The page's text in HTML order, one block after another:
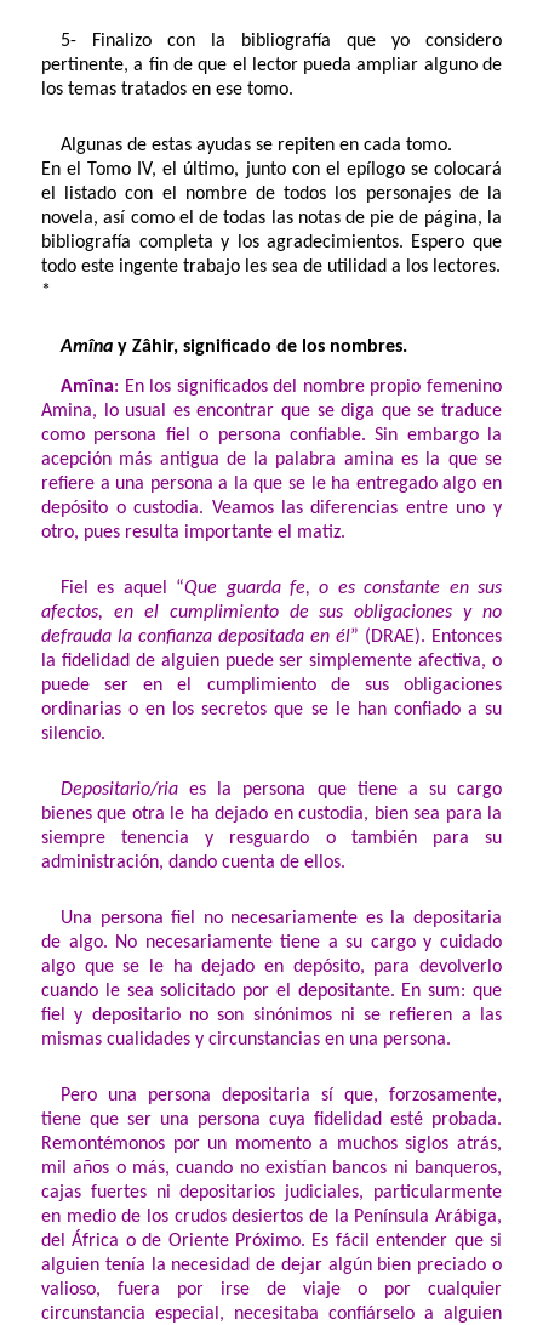
5- Finalizo con la bibliografía que yo considero
pertinente, a fin de que el lector pueda ampliar alguno de
los temas tratados en ese tomo.
Algunas de estas ayudas se repiten en cada tomo.
En el Tomo IV, el último, junto con el epílogo se colocará
el listado con el nombre de todos los personajes de la
novela, así como el de todas las notas de pie de página, la
bibliografía completa y los agradecimientos. Espero que
todo este ingente trabajo les sea de utilidad a los lectores.
*
Amîna y Zâhir, significado de los nombres.
Amîna: En los significados del nombre propio femenino
Amina, lo usual es encontrar que se diga que se traduce
como persona fiel o persona confiable. Sin embargo la
acepción más antigua de la palabra amina es la que se
refiere a una persona a la que se le ha entregado algo en
depósito o custodia. Veamos las diferencias entre uno y
otro, pues resulta importante el matiz.
Fiel es aquel “Que guarda fe, o es constante en sus
afectos, en el cumplimiento de sus obligaciones y no
defrauda la confianza depositada en él” (DRAE). Entonces
la fidelidad de alguien puede ser simplemente afectiva, o
puede ser en el cumplimiento de sus obligaciones
ordinarias o en los secretos que se le han confiado a su
silencio.
Depositario/ria es la persona que tiene a su cargo
bienes que otra le ha dejado en custodia, bien sea para la
siempre tenencia y resguardo o también para su
administración, dando cuenta de ellos.
Una persona fiel no necesariamente es la depositaria
de algo. No necesariamente tiene a su cargo y cuidado
algo que se le ha dejado en depósito, para devolverlo
cuando le sea solicitado por el depositante. En sum: que
fiel y depositario no son sinónimos ni se refieren a las
mismas cualidades y circunstancias en una persona.
Pero una persona depositaria sí que, forzosamente,
tiene que ser una persona cuya fidelidad esté probada.
Remontémonos por un momento a muchos siglos atrás,
mil años o más, cuando no existían bancos ni banqueros,
cajas fuertes ni depositarios judiciales, particularmente
en medio de los crudos desiertos de la Península Arábiga,
del África o de Oriente Próximo. Es fácil entender que si
alguien tenía la necesidad de dejar algún bien preciado o
valioso, fuera por irse de viaje o por cualquier
circunstancia especial, necesitaba confiárselo a alguien